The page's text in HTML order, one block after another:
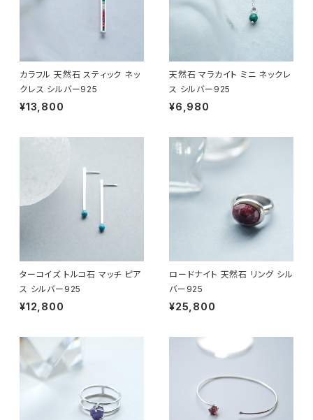
カラフル 天然石 スティック ネッ
クレス シルバー925
¥13,800
天然石 マラカイト ミニ ネックレ
ス シルバー925
¥6,980
ターコイズ トルコ石 マッチ ピア
ス シルバー925
¥12,800
ロードナイト 天然石 リング シル
バー925
¥25,800